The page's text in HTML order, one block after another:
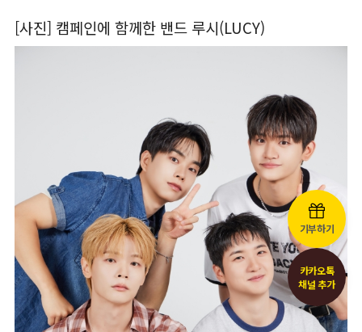
[사진] 캠페인에 함께한 밴드 루시(LUCY)
기부하기
카카오톡
채널 추가